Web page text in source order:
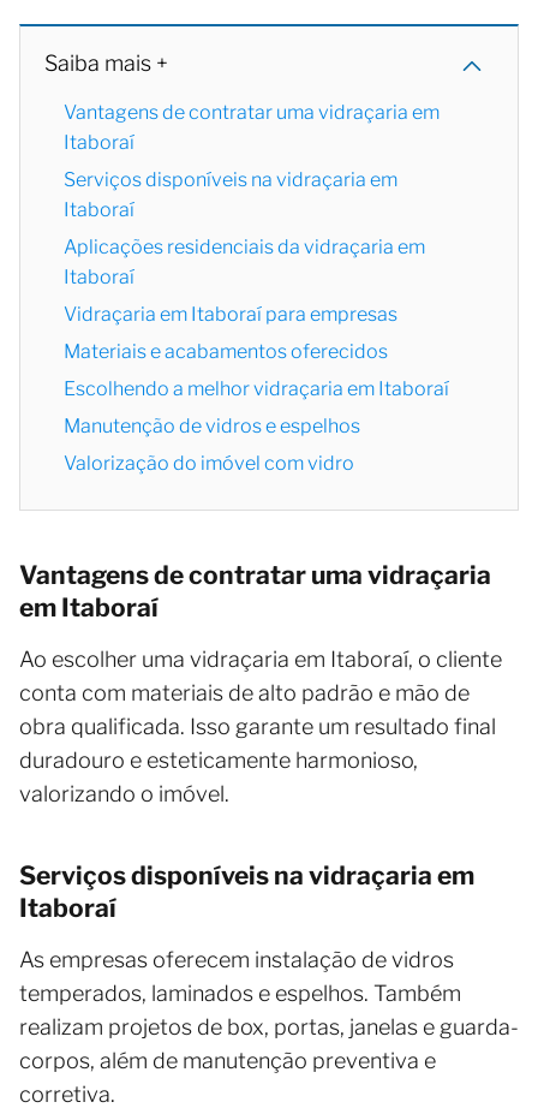
Saiba mais +
Vantagens de contratar uma vidraçaria em
Itaboraí
Serviços disponíveis na vidraçaria em
Itaboraí
Aplicações residenciais da vidraçaria em
Itaboraí
Vidraçaria em Itaboraí para empresas
Materiais e acabamentos oferecidos
Escolhendo a melhor vidraçaria em Itaboraí
Manutenção de vidros e espelhos
Valorização do imóvel com vidro
Vantagens de contratar uma vidraçaria
em Itaboraí
Ao escolher uma vidraçaria em Itaboraí, o cliente
conta com materiais de alto padrão e mão de
obra qualificada. Isso garante um resultado final
duradouro e esteticamente harmonioso,
valorizando o imóvel.
Serviços disponíveis na vidraçaria em
Itaboraí
As empresas oferecem instalação de vidros
temperados, laminados e espelhos. Também
realizam projetos de box, portas, janelas e guarda-
corpos, além de manutenção preventiva e
corretiva.